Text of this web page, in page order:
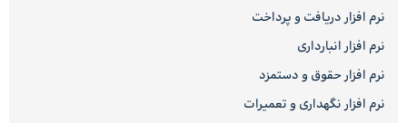
نرم افزار دریافت و پرداخت
نرم افزار انبارداری
نرم افزار حقوق و دستمزد
نرم افزار نگهداری و تعمیرات